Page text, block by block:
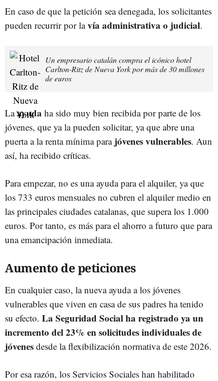
En caso de que la petición sea denegada, los solicitantes
pueden recurrir por lavía administrativa o judicial.
Un empresario catalán compra el icónico hotel
Carlton-Ritz de Nueva York por más de 30 millones
de euros
Laayuda ha sido muy bien recibida por parte de los
jóvenes, que ya la pueden solicitar, ya que abre una
puerta a la renta mínima para jóvenes vulnerables. Aun
así, ha recibido críticas.
Para empezar, no es una ayuda para el alquiler, ya que
los 733 euros mensuales no cubren el alquiler medio en
las principales ciudades catalanas, que supera los 1.000
euros. Por tanto, es más para el ahorro a futuro que para
una emancipación inmediata.
Aumento de peticiones
En cualquier caso, la nueva ayuda a los jóvenes
vulnerables que viven en casa de sus padres ha tenido
su efecto. La Seguridad Social ha registrado ya un
incremento del 23% en solicitudes individuales de
jóvenes desde la flexibilización normativa de este 2026.
Por esa razón, los Servicios Sociales han habilitado